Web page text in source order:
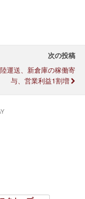
次の投稿
運送、新倉庫の稼働寄
与、営業利益1割増